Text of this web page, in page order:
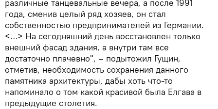
различные танцевальные вечера, а после 1991
года, сменив целый ряд хозяев, он стал
собственностью предпринимателей из Германии.
<…> На сегодняшний день восстановлен только
внешний фасад здания, а внутри там все
достаточно плачевно", – подытожил Гущин,
отметив, необходимость сохранения данного
памятника архитектуры, дабы хоть что-то
напоминало о том какой красивой была Елгава в
предыдущие столетия.